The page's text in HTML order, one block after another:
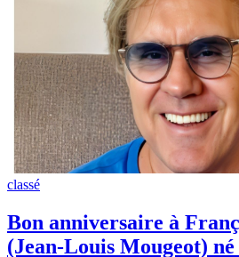
classé
Bon anniversaire à
(Jean-Louis Mougeot) né